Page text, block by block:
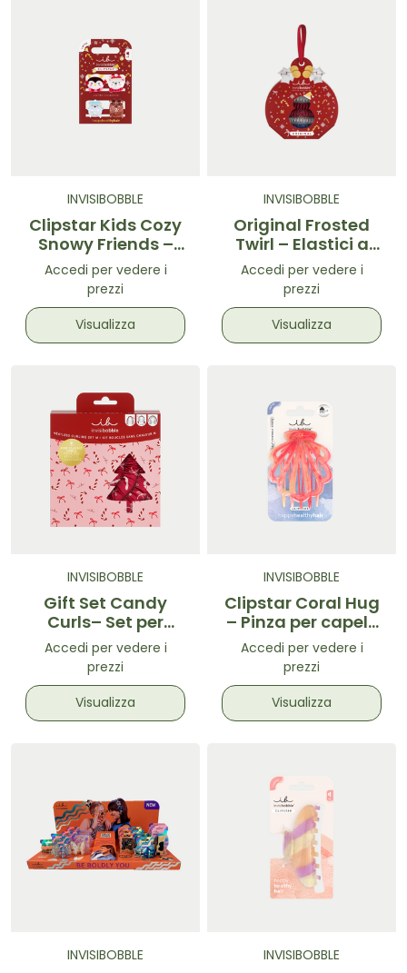
INVISIBOBBLE
Clipstar Kids Cozy
Snowy Friends –
Mini pinze per
capelli 4pz
Accedi per vedere i
prezzi
Visualizza
INVISIBOBBLE
Original Frosted
Twirl – Elastici a
Spirale Natale 5 pz
Accedi per vedere i
prezzi
Visualizza
INVISIBOBBLE
Gift Set Candy
Curls– Set per
Onde Morbide
Natalizio 3 pz
Accedi per vedere i
prezzi
Visualizza
INVISIBOBBLE
Clipstar Coral Hug
– Pinza per capelli
taglia L
Accedi per vedere i
prezzi
Visualizza
INVISIBOBBLE INVISIBOBBLE